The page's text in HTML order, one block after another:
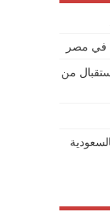
في مصر
من